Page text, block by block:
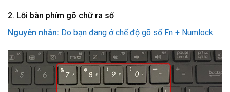
2. Lỗi bàn phím gõ chữ ra số
Nguyên nhân: Do bạn đang ở chế độ gõ số Fn + Numlock.